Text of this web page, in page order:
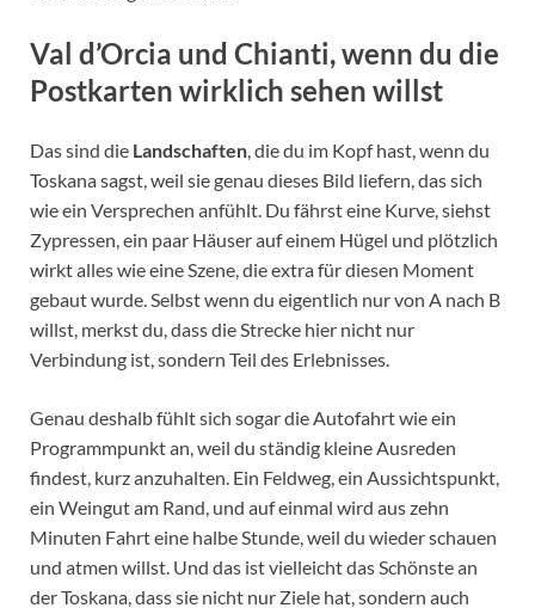
Val d’Orcia und Chianti, wenn du die
Postkarten wirklich sehen willst
Das sind die Landschaften, die du im Kopf hast, wenn du
Toskana sagst, weil sie genau dieses Bild liefern, das sich
wie ein Versprechen anfühlt. Du fährst eine Kurve, siehst
Zypressen, ein paar Häuser auf einem Hügel und plötzlich
wirkt alles wie eine Szene, die extra für diesen Moment
gebaut wurde. Selbst wenn du eigentlich nur von A nach B
willst, merkst du, dass die Strecke hier nicht nur
Verbindung ist, sondern Teil des Erlebnisses.
Genau deshalb fühlt sich sogar die Autofahrt wie ein
Programmpunkt an, weil du ständig kleine Ausreden
findest, kurz anzuhalten. Ein Feldweg, ein Aussichtspunkt,
ein Weingut am Rand, und auf einmal wird aus zehn
Minuten Fahrt eine halbe Stunde, weil du wieder schauen
und atmen willst. Und das ist vielleicht das Schönste an
der Toskana, dass sie nicht nur Ziele hat, sondern auch